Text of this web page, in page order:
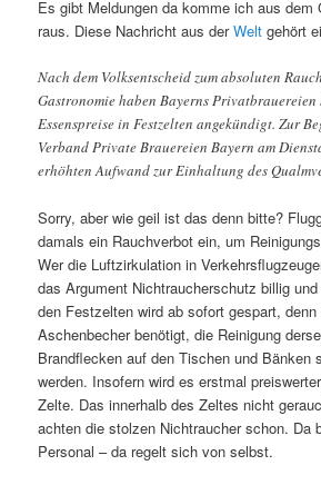
Es gibt Meldungen da komme ich aus dem
raus. Diese Nachricht aus derWelt gehört
Nach dem Volksentscheid zum absoluten
Gastronomie haben Bayerns
Essenspreise in Festzelten angekündigt. Zur
Verband Private Brauereien Bayern am
erhöhten Aufwand zur Einhaltung des
Sorry, aber wie geil ist das denn bitte?
damals ein Rauchverbot ein, um
Wer die Luftzirkulation in
das Argument Nichtraucherschutz billig
den Festzelten wird ab sofort gespart,
Aschenbecher benötigt, die Reinigung
Brandflecken auf den Tischen und Bänken
werden. Insofern wird es erstmal
Zelte. Das innerhalb des Zeltes nicht
achten die stolzen Nichtraucher schon. Da
Personal – da regelt sich von selbst.